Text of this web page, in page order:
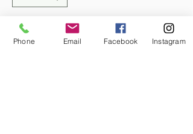
Sepete Ekle
Phone Email Facebook Instagram